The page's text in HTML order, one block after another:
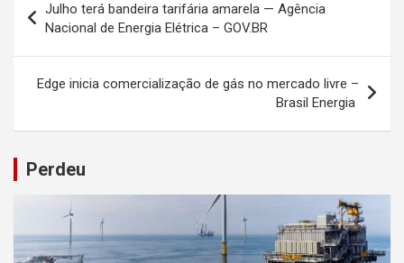
de
Post
Julho terá bandeira tarifária amarela — Agência
Nacional de Energia Elétrica – GOV.BR
Edge inicia comercialização de gás no mercado livre –
Brasil Energia
Perdeu